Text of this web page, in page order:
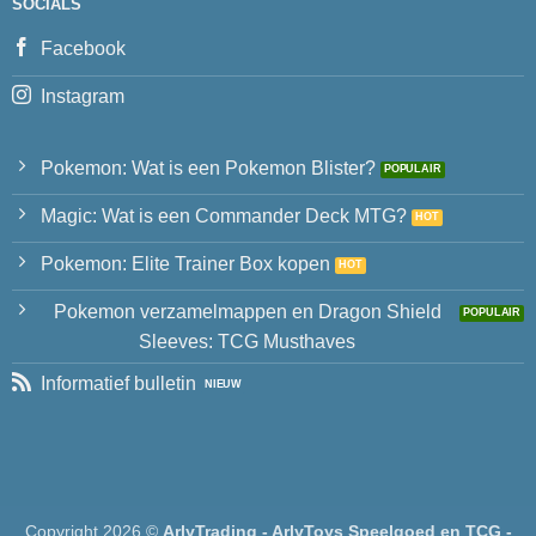
SOCIALS
Facebook
Instagram
Pokemon: Wat is een Pokemon Blister?
Magic: Wat is een Commander Deck MTG?
Pokemon: Elite Trainer Box kopen
Pokemon verzamelmappen en Dragon Shield
Sleeves: TCG Musthaves
Informatief bulletin
Copyright 2026 © ArlyTrading - ArlyToys Speelgoed en TCG -